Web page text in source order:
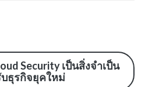
Security เป็นสิ่งจำเป็น
ธุรกิจยุคใหม่